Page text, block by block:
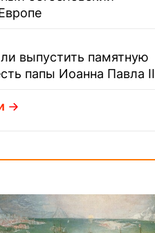
выпустить памятную
папы Иоанна Павла II